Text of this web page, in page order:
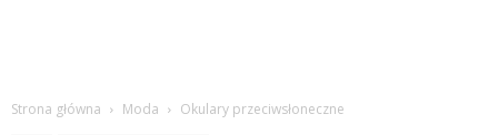
Strona główna Moda Okulary przeciwsłoneczne